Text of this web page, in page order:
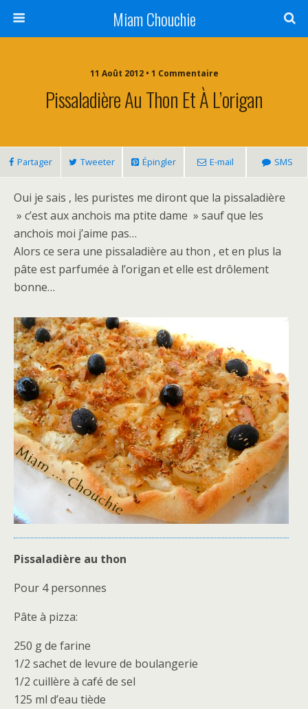
Miam Chouchie
11 Août 2012 • 1 Commentaire
Pissaladière Au Thon Et À L’origan
Partager Tweeter Épingler E-mail SMS
Oui je sais , les puristes me diront que la pissaladière
» c’est aux anchois ma ptite dame » sauf que les
anchois moi j’aime pas…
Alors ce sera une pissaladière au thon , et en plus la
pâte est parfumée à l’origan et elle est drôlement
bonne…
Pissaladière au thon
Pour 4 personnes
Pâte à pizza:
250 g de farine
1/2 sachet de levure de boulangerie
1/2 cuillère à café de sel
125 ml d’eau tiède